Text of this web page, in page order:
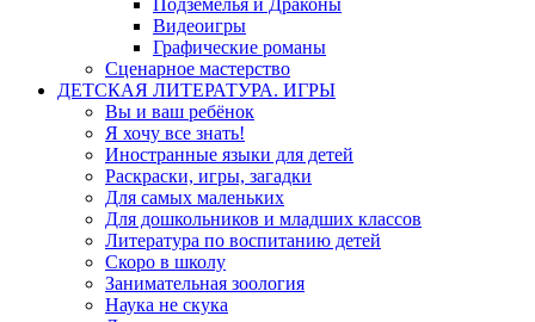
Подземелья и Драконы
Видеоигры
Графические романы
Сценарное мастерство
ДЕТСКАЯ ЛИТЕРАТУРА. ИГРЫ
Вы и ваш ребёнок
Я хочу все знать!
Иностранные языки для детей
Раскраски, игры, загадки
Для самых маленьких
Для дошкольников и младших классов
Литература по воспитанию детей
Скоро в школу
Занимательная зоология
Наука не скука